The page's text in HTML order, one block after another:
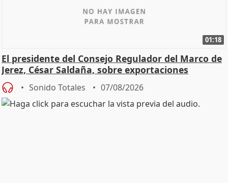
01:18
El presidente del Consejo Regulador del Marco de
Jerez, César Saldaña, sobre exportaciones
Sonido Totales 07/08/2026